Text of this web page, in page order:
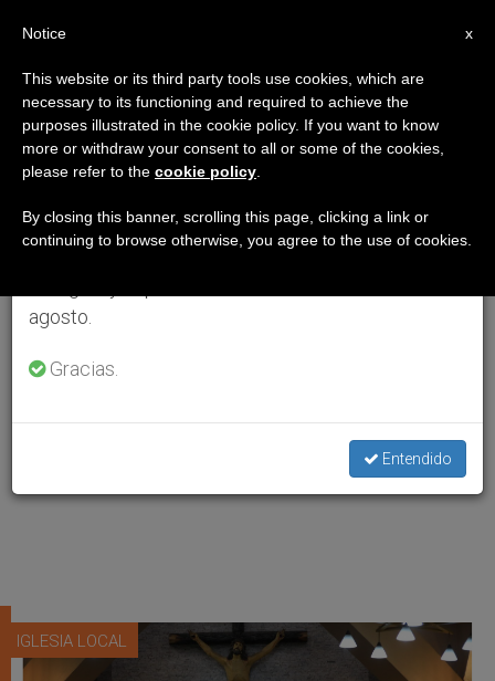
IGLESIA LOCAL
×
Aviso importante
Del 27 de julio al 7 de agosto haremos la pausa
anual, aprovechando que en el periodo de verano
se generan menos informaciones y también el
agosto.
Gracias.
Entendido
x
Notice
This website or its third party tools use cookies, which are
necessary to its functioning and required to achieve the
purposes illustrated in the cookie policy. If you want to know
more or withdraw your consent to all or some of the cookies,
please refer to the cookie policy
By closing this banner, scrolling this page, clicking a link or
continuing to browse otherwise, you agree to the use of cookies.